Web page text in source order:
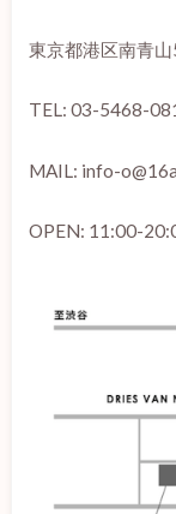
東京都港区南青
TEL: 03-5468-
MAIL: info-
OPEN: 11:00-